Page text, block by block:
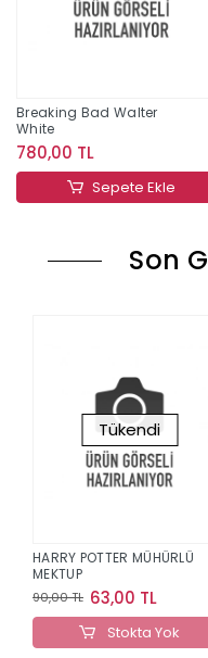
Breaking Bad Walter
White
780,00 TL
Sepete Ekle
Son
Tükendi
HARRY POTTER MÜHÜRLÜ
MEKTUP
90,00 TL 63,00 TL
Stokta Yok